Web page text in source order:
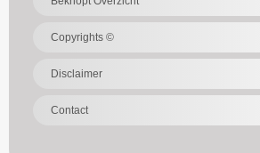
Copyrights ©
Disclaimer
Contact